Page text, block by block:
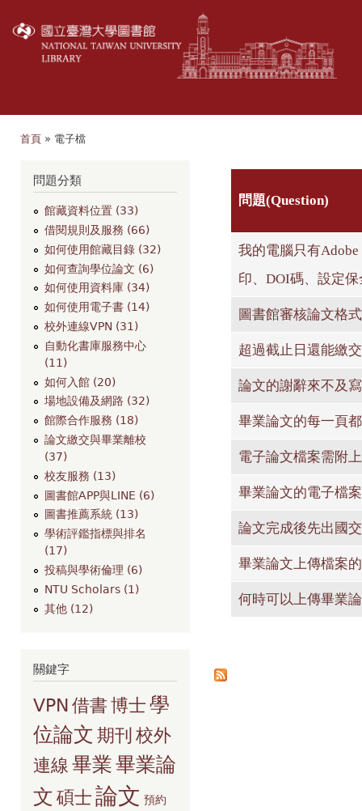
首頁 » 電子檔
問題分類
館藏資料位置 (33)
借閱規則及服務 (66)
如何使用館藏目錄 (32)
如何查詢學位論文 (6)
如何使用資料庫 (34)
如何使用電子書 (14)
校外連線VPN (31)
自動化書庫服務中心
(11)
如何入館 (20)
場地設備及網路 (32)
館際合作服務 (18)
論文繳交與畢業離校
(37)
校友服務 (13)
圖書館APP與LINE (6)
圖書推薦系統 (13)
學術評鑑指標與排名
(17)
投稿與學術倫理 (6)
NTU Scholars (1)
其他 (12)
關鍵字
VPN借書博士學
位論文 期刊 校外
連線 畢業畢業論
文 碩士論文 預約
問題(Question)
我的電腦只有
印、DOI碼、設定保
圖書館審核論文格
超過截止日還能繳
論文的謝辭來不及
畢業論文的每一頁
電子論文檔案需附
畢業論文的電子檔
論文完成後先出國
畢業論文上傳檔案
何時可以上傳畢業